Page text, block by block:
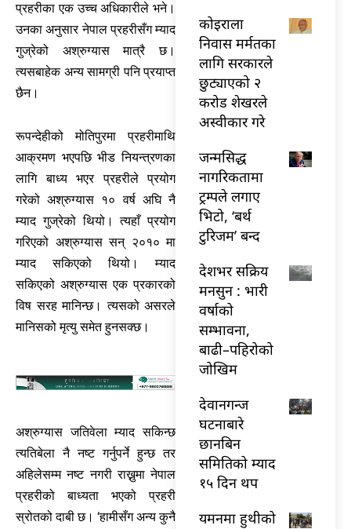
प्रहरीका एक उच्च अधिकारीले भने।
उनका अनुसार नेपाल प्रहरीसँग म्याद
गुज्रेको अश्रुग्यास मात्रै छ।
त्यसबाहेक अन्य सामग्री पनि प्रयाप्त
छैन।
रूपन्देहीको मोतिपुरमा प्रहरीमाथि
आक्रमण भएपछि भीड नियन्त्रणका
लागि बाध्य भएर प्रहरीले प्रयोग
गरेको अश्रुग्यास १० वर्ष अघि नै
म्याद गुज्रेको थियो। त्यहाँ प्रयोग
गरिएको अश्रुग्यास सन् २०१० मा
म्याद सकिएको थियो। म्याद
सकिएको अश्रुग्यास एक प्रकारको
विष सरह मानिन्छ। त्यसको असरले
मानिसको मृत्यु समेत हुनसक्छ।
अश्रुग्यास जतिवेला म्याद सकिन्छ
त्यतिबेला नै नष्ट गर्नुपर्ने हुन्छ तर
अहिलेसम्म नष्ट नगरी राख्नुमा नेपाल
प्रहरीको बाध्यता भएको प्रहरी
स्रोतको दाबी छ। ‘हामीसँग अन्य कुनै
कोइराला
निवास मर्मतका
लागि सरकारले
छुट्याएको २
करोड शेखरले
अस्वीकार गरे
जन्मसिद्ध
नागरिकतामा
ट्रम्पले लगाए
भिटो, ‘बर्थ
टुरिजम’ बन्द
देशभर सक्रिय
मनसुन : भारी
वर्षाको
सम्भावना,
बाढी–पहिरोको
जोखिम
देवानगन्ज
घटनाबारे
छानबिन
समितिको म्याद
१५ दिन थप
यमनमा हुथीको